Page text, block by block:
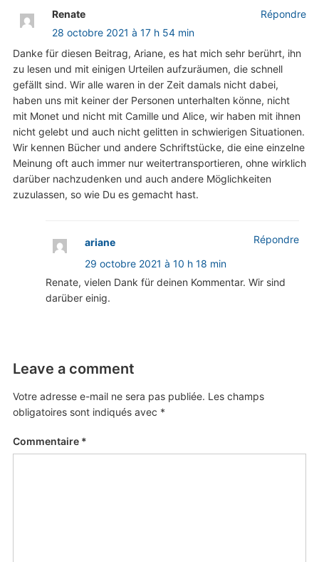
Renate
28 octobre 2021 à 17 h 54 min
Danke für diesen Beitrag, Ariane, es hat mich sehr berührt, ihn
zu lesen und mit einigen Urteilen aufzuräumen, die schnell
gefällt sind. Wir alle waren in der Zeit damals nicht dabei,
haben uns mit keiner der Personen unterhalten könne, nicht
mit Monet und nicht mit Camille und Alice, wir haben mit ihnen
nicht gelebt und auch nicht gelitten in schwierigen Situationen.
Wir kennen Bücher und andere Schriftstücke, die eine einzelne
Meinung oft auch immer nur weitertransportieren, ohne wirklich
darüber nachzudenken und auch andere Möglichkeiten
zuzulassen, so wie Du es gemacht hast.
Répondre
ariane
29 octobre 2021 à 10 h 18 min
Renate, vielen Dank für deinen Kommentar. Wir sind
darüber einig.
Répondre
Leave a comment
Votre adresse e-mail ne sera pas publiée. Les champs
obligatoires sont indiqués avec *
Commentaire *